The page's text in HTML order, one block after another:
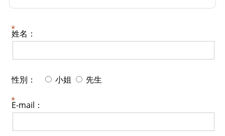
姓名：
性別： 小姐 先生
E-mail：